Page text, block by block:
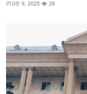
ოქტ 9, 2025 28